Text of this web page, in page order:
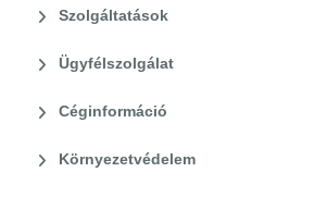
Szolgáltatások
Ügyfélszolgálat
Céginformáció
Környezetvédelem